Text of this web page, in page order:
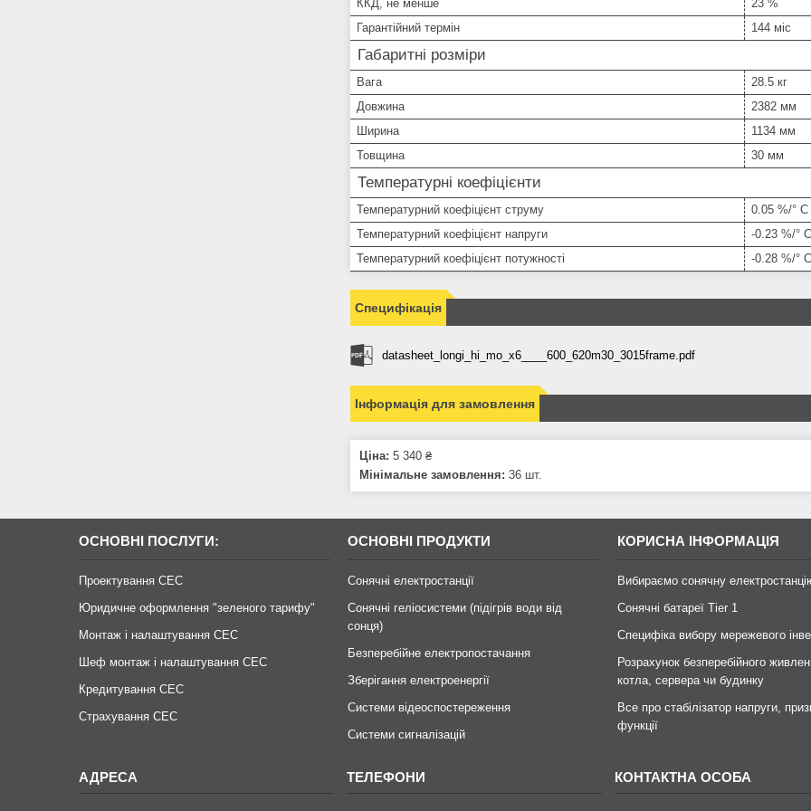
ККД, не менше
23 %
Гарантійний термін
144 міс
Габаритні розміри
Вага
28.5 кг
Довжина
2382 мм
Ширина
1134 мм
Товщина
30 мм
Температурні коефіцієнти
Температурний коефіцієнт струму
0.05 %/° С
Температурний коефіцієнт напруги
-0.23 %/° С
Температурний коефіцієнт потужності
-0.28 %/° С
Специфікація
datasheet_longi_hi_mo_x6____600_620m30_3015frame.pdf
Інформація для замовлення
Ціна: 5 340 ₴
Мінімальне замовлення: 36 шт.
ОСНОВНІ ПОСЛУГИ:
Проектування СЕС
Юридичне оформлення "зеленого тарифу"
Монтаж і налаштування СЕС
Шеф монтаж і налаштування СЕС
Кредитування СЕС
Страхування СЕС
ОСНОВНІ ПРОДУКТИ
Сонячні електростанції
Сонячні геліосистеми (підігрів води від
сонця)
Безперебійне електропостачання
Зберігання електроенергії
Системи відеоспостереження
Системи сигналізацій
КОРИСНА ІНФОРМАЦІЯ
Вибираємо сонячну
Сонячні батареї Tier 1
Специфіка вибору мережевого
Розрахунок безперебійного
котла, сервера чи будинку
Все про стабілізатор напруги,
функції